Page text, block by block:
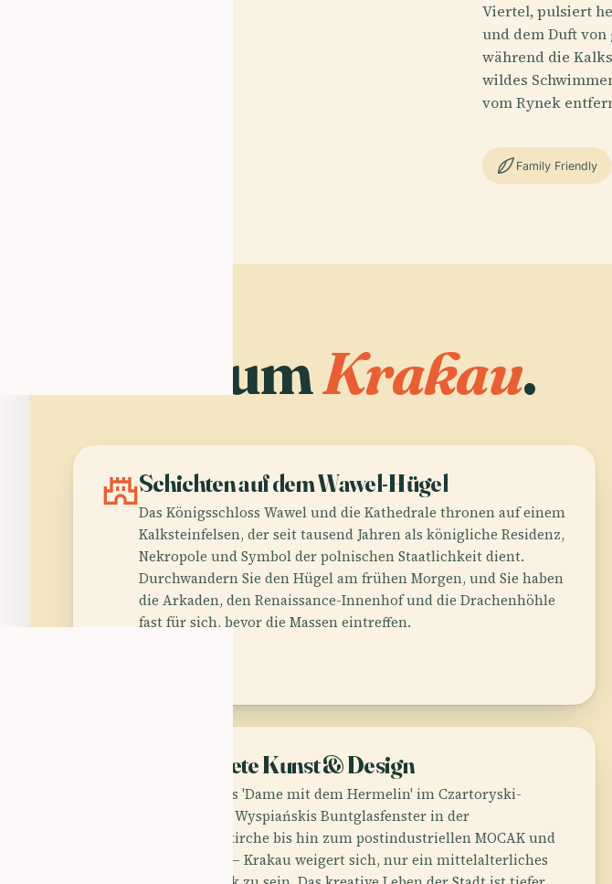
Viertel, pulsiert
und dem Duft
während die
wildes
vom Rynek
Family Friendly
WarumKrakau.
castleSchichten auf dem Wawel-Hügel
Das Königsschloss Wawel und die Kathedrale thronen auf einem
Kalksteinfelsen, der seit tausend Jahren als königliche Residenz,
Nekropole und Symbol der polnischen Staatlichkeit dient.
Durchwandern Sie den Hügel am frühen Morgen, und Sie haben
die Arkaden, den Renaissance-Innenhof und die Drachenhöhle
fast für sich, bevor die Massen eintreffen.
Unerwartete Kunst & Design
Von Leonardos 'Dame mit dem Hermelin' im Czartoryski-
Museum über Wyspiańskis Buntglasfenster in der
Franziskanerkirche bis hin zum postindustriellen MOCAK und
der Cricoteka – Krakau weigert sich, nur ein mittelalterliches